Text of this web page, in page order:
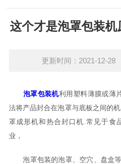
这个才是泡罩包装机
更新时间：2021-12-
泡罩包装机利用塑料薄膜或薄
法将产品封合在泡罩与底板之间的
罩成形机和热合封口机.常见于食
业，
泡罩包装的泡罩、空穴、盘盒等